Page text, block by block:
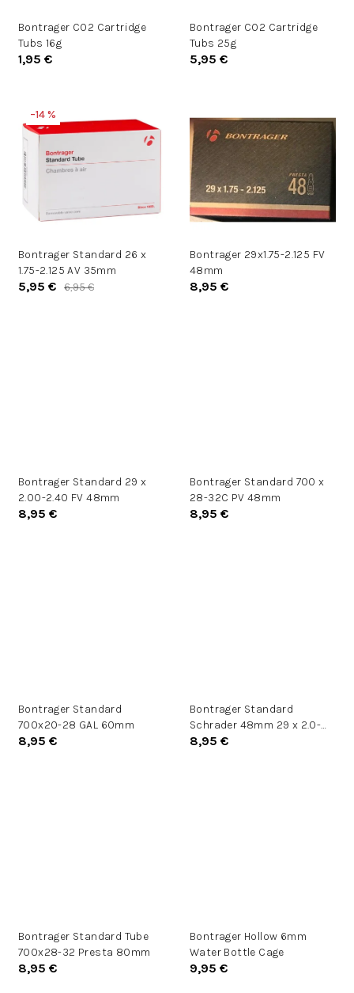
u
k
u
k
Bontrager CO2 Cartridge
Tubs 16g
1,95 €
Bontrager CO2 Cartridge
Tubs 25g
5,95 €
–14 %
Bontrager Standard 26 x
1.75-2.125 AV 35mm
5,95 € 6,95 €
Bontrager 29x1.75-2.125 FV
48mm
8,95 €
Bontrager Standard 29 x
2.00-2.40 FV 48mm
8,95 €
Bontrager Standard 700 x
28-32C PV 48mm
8,95 €
Bontrager Standard
700x20-28 GAL 60mm
8,95 €
Bontrager Standard
Schrader 48mm 29 x 2.0-
2.4
8,95 €
Bontrager Standard Tube
700x28-32 Presta 80mm
8,95 €
Bontrager Hollow 6mm
Water Bottle Cage
9,95 €